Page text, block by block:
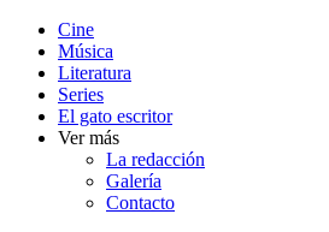
Cine
Música
Literatura
Series
El gato escritor
Ver más
La redacción
Galería
Contacto